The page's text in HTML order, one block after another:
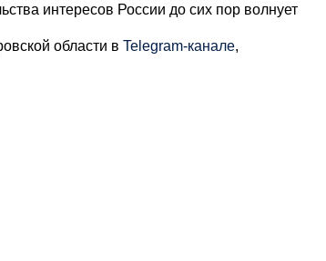
интересов России до сих пор волнует
области в Telegram-канале,